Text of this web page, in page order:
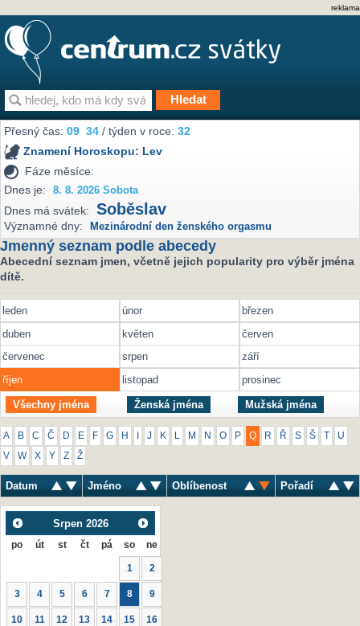
reklama
Přesný čas:09 34 / týden v roce:32
Znamení Horoskopu: Lev
Fáze měsíce:
Dnes je:
8. 8. 2026 Sobota
Dnes má svátek: Soběslav
Významné dny: Mezinárodní den ženského orgasmu
Jmenný seznam podle abecedy
Abecední seznam jmen, včetně jejich popularity pro výběr jména
dítě.
leden únor
březen
duben
květen
červen
červenec
srpen
září
říjen
listopad prosinec
Všechny jména Ženská jména Mužská jména
A B C Č D E F G H J K M N O P Q R Ř S Š U
V W X Y Z Ž
Datum Jméno Oblíbenost Pořadí
Srpen 2026
po út st čt pá so ne
1 2
3 4 5 6 7 8 9
10 11 12 13 14 15 16